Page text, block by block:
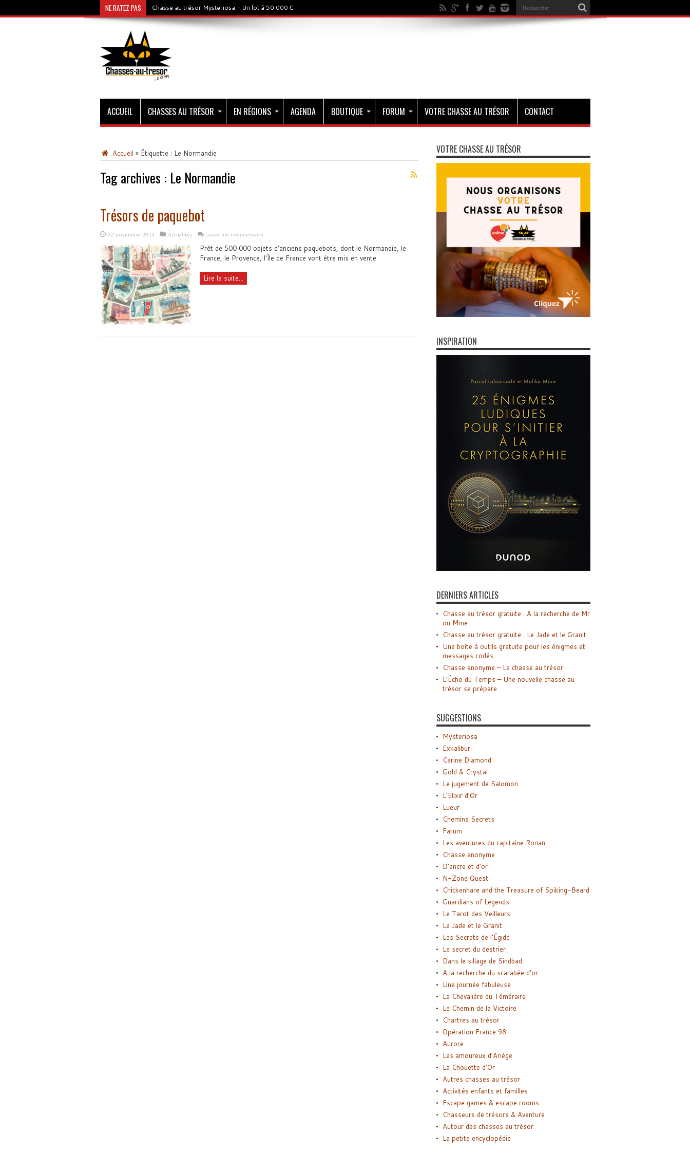
NE RATEZ PAS Chasse au trésor Mysteriosa - Un lot à 50 000 €
ACCUEIL CHASSES AU TRÉSOR EN RÉGIONS AGENDA BOUTIQUE FORUM VOTRE CHASSE AU TRÉSOR CONTACT
Accueil » Étiquette : Le Normandie
Tag archives : Le Normandie
Trésors de paquebot
22 novembre 2013 Actualités Laisser un commentaire
Prêt de 500 000 objets d'anciens paquebots, dont le Normandie, le
France, le Provence, l'Île de France vont être mis en vente
Lire la suite...
VOTRE CHASSE AU TRÉSOR
INSPIRATION
DERNIERS ARTICLES
Chasse au trésor gratuite : A la recherche de Mr
ou Mme
Chasse au trésor gratuite : Le Jade et le Granit
Une boîte à outils gratuite pour les énigmes et
messages codés
Chasse anonyme – La chasse au trésor
L’Écho du Temps – Une nouvelle chasse au
trésor se prépare
SUGGESTIONS
Mysteriosa
Exkalibur
Carine Diamond
Gold & Crystal
Le jugement de Salomon
L’Elixir d’Or
Lueur
Chemins Secrets
Fatum
Les aventures du capitaine Ronan
Chasse anonyme
D’encre et d’or
N-Zone Quest
Chickenhare and the Treasure of Spiking-Beard
Guardians of Legends
Le Tarot des Veilleurs
Le Jade et le Granit
Les Secrets de l’Égide
Le secret du destrier
Dans le sillage de Sindbad
A la recherche du scarabée d’or
Une journée fabuleuse
La Chevalière du Téméraire
Le Chemin de la Victoire
Chartres au trésor
Opération France 98
Aurore
Les amoureux d’Ariège
La Chouette d’Or
Autres chasses au trésor
Activités enfants et familles
Escape games & escape rooms
Chasseurs de trésors & Aventure
Autour des chasses au trésor
La petite encyclopédie